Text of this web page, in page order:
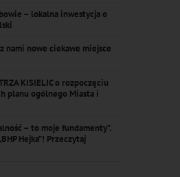
– lokalna inwestycja o
z nami nowe ciekawe miejsce
KISIELIC o rozpoczęciu
planu ogólnego Miasta i
– to moje fundamenty”.
Hejka”! Przeczytaj